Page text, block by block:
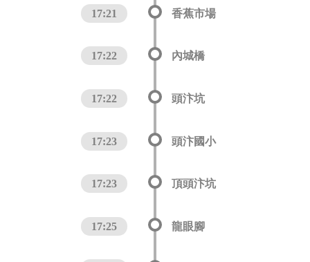
17:21 香蕉市場
17:22 內城橋
17:22 頭汴坑
17:23 頭汴國小
17:23 頂頭汴坑
17:25 龍眼腳